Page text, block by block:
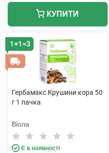
КУПИТИ
1+1=3
Гербамакс Крушини кора 50
г 1 пачка
Віола
Є в наявності